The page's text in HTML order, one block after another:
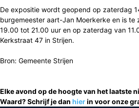
De expositie wordt geopend op zaterdag
burgemeester aart-Jan Moerkerke en is te
19.00 tot 21.00 uur en op zaterdag van
Kerkstraat 47 in Strijen.
Bron: Gemeente Strijen
Elke avond op de hoogte van het laatste
Waard? Schrijf je dan hierin voor onze